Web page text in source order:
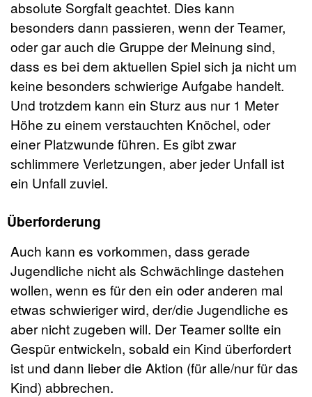
absolute Sorgfalt geachtet. Dies kann
besonders dann passieren, wenn der Teamer,
oder gar auch die Gruppe der Meinung sind,
dass es bei dem aktuellen Spiel sich ja nicht um
keine besonders schwierige Aufgabe handelt.
Und trotzdem kann ein Sturz aus nur 1 Meter
Höhe zu einem verstauchten Knöchel, oder
einer Platzwunde führen. Es gibt zwar
schlimmere Verletzungen, aber jeder Unfall ist
ein Unfall zuviel.
Überforderung
Auch kann es vorkommen, dass gerade
Jugendliche nicht als Schwächlinge dastehen
wollen, wenn es für den ein oder anderen mal
etwas schwieriger wird, der/die Jugendliche es
aber nicht zugeben will. Der Teamer sollte ein
Gespür entwickeln, sobald ein Kind überfordert
ist und dann lieber die Aktion (für alle/nur für das
Kind) abbrechen.